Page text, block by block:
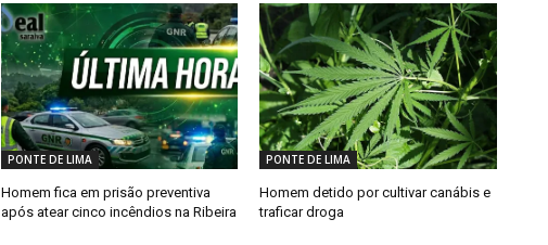
PONTE DE LIMA
Homem fica em prisão preventiva
após atear cinco incêndios na Ribeira
PONTE DE LIMA
Homem detido por cultivar canábis e
traficar droga